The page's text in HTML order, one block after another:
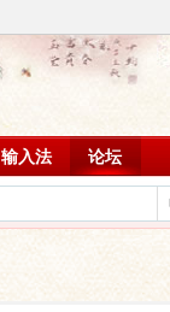
输入法 论坛